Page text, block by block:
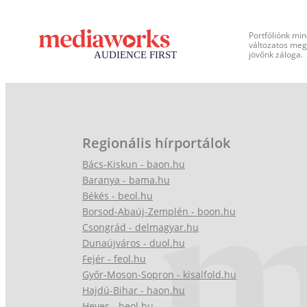
Portfóliónk
változatos
jövőnk záloga.
Regionális hírportálok
Bács-Kiskun - baon.hu
Baranya - bama.hu
Békés - beol.hu
Borsod-Abaúj-Zemplén - boon.hu
Csongrád - delmagyar.hu
Dunaújváros - duol.hu
Fejér - feol.hu
Győr-Moson-Sopron - kisalfold.hu
Hajdú-Bihar - haon.hu